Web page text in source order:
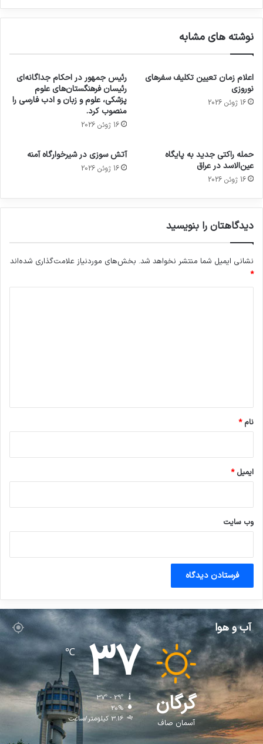
نوشته های مشابه
اعلام زمان تعیین تکلیف سفرهای
نوروزی
16 ژوئن 2026
رئیس جمهور در احکام جداگانه‌ای
رئیسان فرهنگستان‌های علوم
پزشکی، علوم و زبان و ادب فارسی را
منصوب کرد.
16 ژوئن 2026
حمله راکتی جدید به پایگاه
عین‌الاسد در عراق
16 ژوئن 2026
آتش سوزی در شیرخوارگاه آمنه
16 ژوئن 2026
دیدگاهتان را بنویسید
نشانی ایمیل شما منتشر نخواهد شد. بخش‌های موردنیاز علامت‌گذاری شده‌اند
*
نام*
ایمیل*
وب‌ سایت
آب و هوا
گرگان
آسمان صاف
37
℃
37º - 29º
20%
3.16 کیلومتر/ساعت